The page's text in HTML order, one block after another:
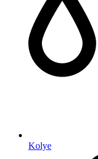
Kolye